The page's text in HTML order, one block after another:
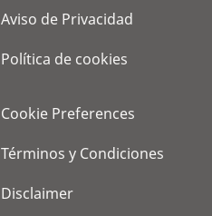
Aviso de Privacidad
Política de cookies
Cookie Preferences
Términos y Condiciones
Disclaimer